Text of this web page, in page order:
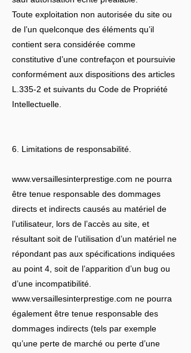
Toute exploitation non autorisée du site ou
de l’un quelconque des éléments qu’il
contient sera considérée comme
constitutive d’une contrefaçon et poursuivie
conformément aux dispositions des articles
L.335-2 et suivants du Code de Propriété
Intellectuelle.
6. Limitations de responsabilité.
www.versaillesinterprestige.com ne pourra
être tenue responsable des dommages
directs et indirects causés au matériel de
l’utilisateur, lors de l’accès au site, et
résultant soit de l’utilisation d’un matériel ne
répondant pas aux spécifications indiquées
au point 4, soit de l’apparition d’un bug ou
d’une incompatibilité.
www.versaillesinterprestige.com ne pourra
également être tenue responsable des
dommages indirects (tels par exemple
qu’une perte de marché ou perte d’une